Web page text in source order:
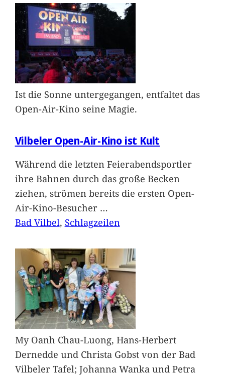
Ist die Sonne untergegangen, entfaltet das
Open-Air-Kino seine Magie.
Vilbeler Open-Air-Kino ist Kult
Während die letzten Feierabendsportler
ihre Bahnen durch das große Becken
ziehen, strömen bereits die ersten Open-
Air-Kino-Besucher …
Bad Vilbel, Schlagzeilen
My Oanh Chau-Luong, Hans-Herbert
Dernedde und Christa Gobst von der Bad
Vilbeler Tafel; Johanna Wanka und Petra